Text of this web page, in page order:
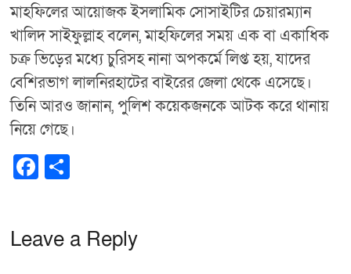
মাহফিলের আয়োজক ইসলামিক সোসাইটির চেয়ারম্যান
খালিদ সাইফুল্লাহ বলেন, মাহফিলের সময় এক বা একাধিক
চক্র ভিড়ের মধ্যে চুরিসহ নানা অপকর্মে লিপ্ত হয়, যাদের
বেশিরভাগ লালনিরহাটের বাইরের জেলা থেকে এসেছে।
তিনি আরও জানান, পুলিশ কয়েকজনকে আটক করে থানায়
নিয়ে গেছে।
F
e e
Leave a Reply